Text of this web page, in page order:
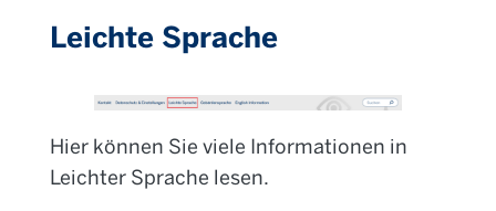
Leichte Sprache
Hier können Sie viele Informationen in
Leichter Sprache lesen.